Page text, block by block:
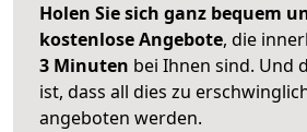
Holen Sie sich ganz bequem
kostenlose Angebote, die
3 Minuten bei Ihnen sind. Und
ist, dass all dies zu
angeboten werden.